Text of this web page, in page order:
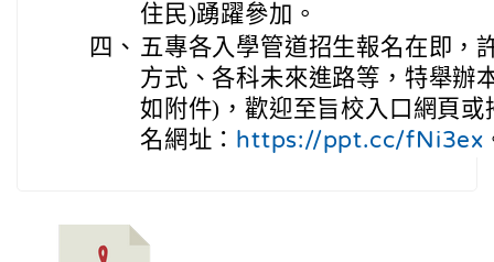
住民)踴躍參加。
四、 五專各入學管道招生報名在即，
方式、各科未來進路等，特舉辦
如附件)，歡迎至旨校入口網頁或
名網址： https://ppt.cc/fNi3ex